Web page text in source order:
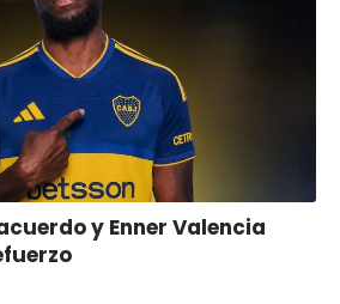
y Enner Valencia